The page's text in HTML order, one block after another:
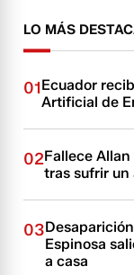
LO MÁS
01Ecuador
Artificial de
02Fallece
tras sufrir
03
Espinosa
a casa